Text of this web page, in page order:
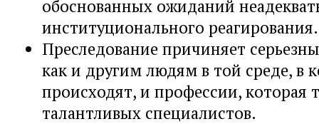
обоснованных ожиданий
институционального реагирования.
Преследование причиняет
как и другим людям в той среде, в
происходят, и профессии, которая
талантливых специалистов.